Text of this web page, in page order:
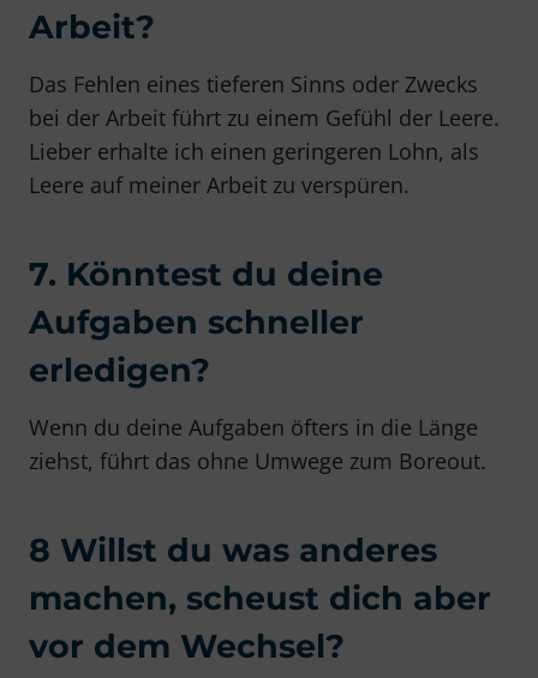
Arbeit?
Das Fehlen eines tieferen Sinns oder Zwecks
bei der Arbeit führt zu einem Gefühl der Leere.
Lieber erhalte ich einen geringeren Lohn, als
Leere auf meiner Arbeit zu verspüren.
7. Könntest du deine
Aufgaben schneller
erledigen?
Wenn du deine Aufgaben öfters in die Länge
ziehst, führt das ohne Umwege zum Boreout.
8 Willst du was anderes
machen, scheust dich aber
vor dem Wechsel?